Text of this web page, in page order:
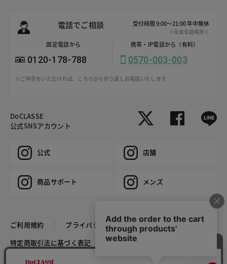
電話でご相談 受付時間 9:00～21:00 年中無休
※年末年始等除く
固定電話から
0120-178-788
携帯・IP電話から（有料）
0570-003-003
※ご申告をいただければ、こちらから折り返しお電話いたします
DoCLASSE
公式SNSアカウント
公式 店舗
商品サポート メンズ
ご利用規約
プライバシーポリシー
特定商取引法に基づく表記
推奨環境
COPYRIGHT © DoCLASSE ALL RIGHTS RESERVED.